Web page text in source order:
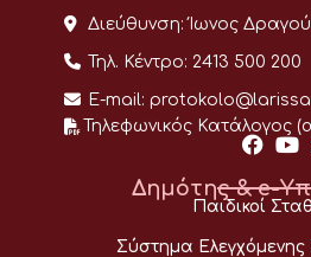
Διεύθυνση: Ίωνος
Τηλ. Κέντρο: 2413 500 200
E-mail:
Τηλεφωνικός Κατάλογος
Δημότης & e-
Παιδικοί
Σύστημα